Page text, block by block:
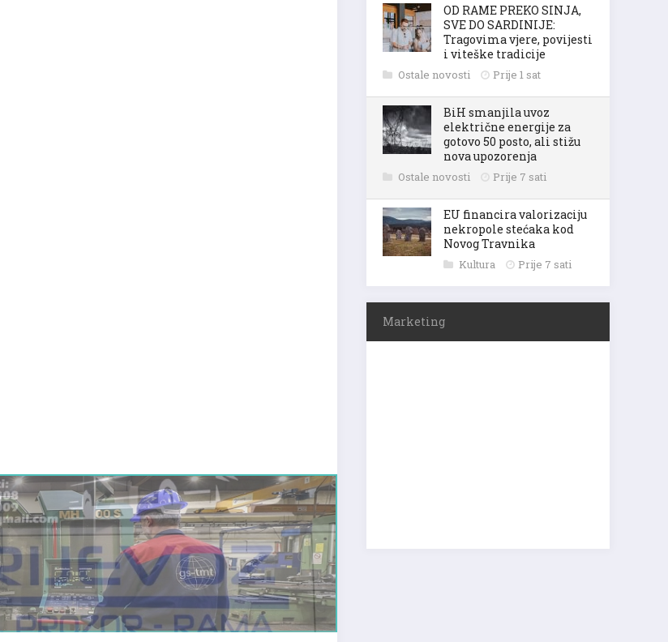
OD RAME PREKO SINJA,
SVE DO SARDINIJE:
Tragovima vjere, povijesti
i viteške tradicije
Ostale novosti Prije 1 sat
BiH smanjila uvoz
električne energije za
gotovo 50 posto, ali stižu
nova upozorenja
Ostale novosti Prije 7 sati
EU financira valorizaciju
nekropole stećaka kod
Novog Travnika
Kultura Prije 7 sati
Marketing